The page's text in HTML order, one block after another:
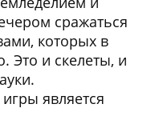
сражаться
которых в
Это и скелеты, и
является